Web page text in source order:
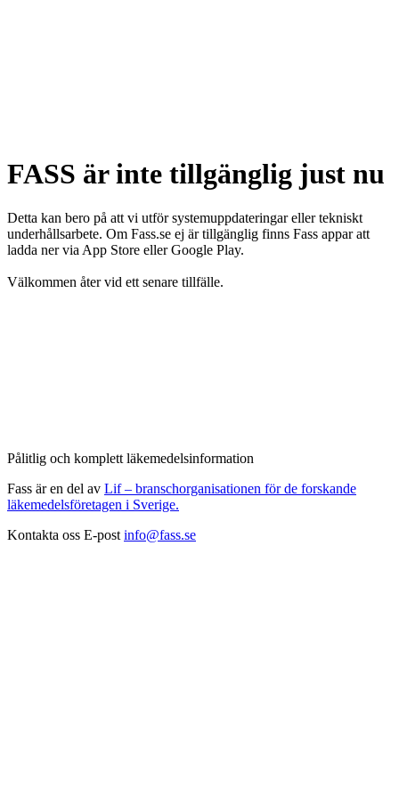
FASS är inte tillgänglig just nu
Detta kan bero på att vi utför systemuppdateringar eller tekniskt
underhållsarbete. Om Fass.se ej är tillgänglig finns Fass appar att
ladda ner via App Store eller Google Play.
Välkommen åter vid ett senare tillfälle.
Pålitlig och komplett läkemedelsinformation
Fass är en del av Lif – branschorganisationen för de forskande
läkemedelsföretagen i Sverige.
Kontakta oss E-post info@fass.se